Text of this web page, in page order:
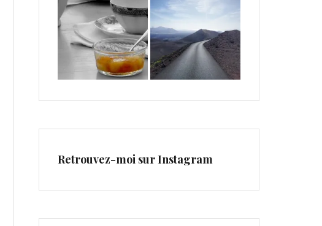
Retrouvez-moi sur Instagram